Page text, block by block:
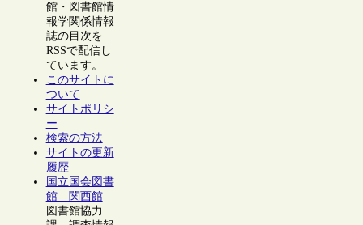
館・図書館情
報学関係情報
誌の目次を
RSSで配信し
ています。
このサイトに
ついて
サイトポリシ
ー
検索の方法
サイトの更新
履歴
国立国会図書
館 関西館
図書館協力